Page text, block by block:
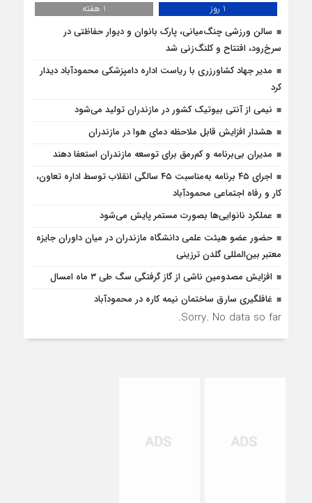
1 روز
1 هفته
سالن ورزشی چنگ‌میانی، پارک بانوان و دیوار حفاظتی در
سرخ‌رود، افتتاح و کلنگ‌زنی شد
مدیر جهاد کشاورزری با ریاست اداره دامپزشکی محمودآباد دیدار
کرد
نیمی از آنتی بیوتیک کشور در مازندران تولید می‌شود
هشدار افزایش قابل ملاحظه دمای هوا در مازندران
مدیران بی‌برنامه و کم‌رمق برای توسعه مازندران استعفا دهند
اجرای ۴۵ برنامه به‌مناسبت ۴۵ سالگی انقلاب توسط اداره تعاون،
کار و رفاه اجتماعی محمودآباد
عملکرد نانوایی‌ها بصورت مستمر پایش می‌شود
حضور عضو هیئت علمی دانشگاه مازندران در میان داوران جایزه
معتبر بین‌المللی گلدن ترزینی
افزایش مصدومین ناشی از گاز گرفتگی سگ طی ۳ ماه امسال
غافلگيري سارق ساختمان نيمه کاره در محمودآباد
Sorry. No data so far.